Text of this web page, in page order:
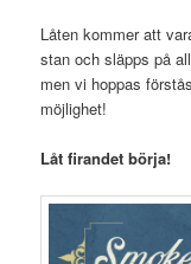
Låten kommer att
stan och släpps på
men vi hoppas
möjlighet!
Låt firandet börja!